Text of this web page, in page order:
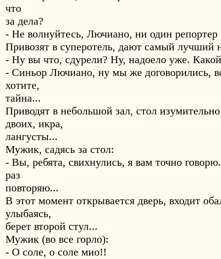
что
за дела?
- Не волнуйтесь, Лючиано, ни один репортер
Привозят в суперотель, дают самый лучший
- Ну вы что, сдурели? Ну, надоело уже.
- Синьор Лючиано, ну мы же договорились,
хотите,
тайна...
Приводят в небольшой зал, стол
двоих, икра,
лангусты...
Мужик, садясь за стол:
- Вы, ребята, свихнулись, я вам точно
раз
повторяю...
В этот момент открывается дверь, входит
улыбаясь,
берет второй стул...
Мужик (во все горло):
- О соле, о соле мио!!